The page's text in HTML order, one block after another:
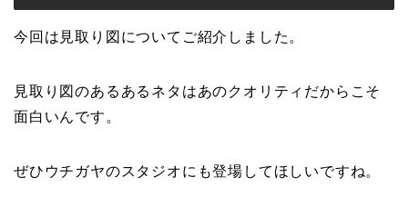
今回は見取り図についてご紹介しました。
見取り図のあるあるネタはあのクオリティだからこそ
面白いんです。
ぜひウチガヤのスタジオにも登場してほしいですね。